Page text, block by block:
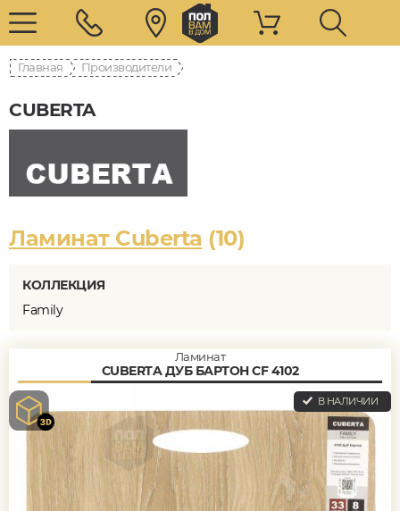
Главная Производители
CUBERTA
Ламинат Cuberta (10)
КОЛЛЕКЦИЯ
Family
Ламинат
CUBERTA ДУБ БАРТОН CF 4102
В НАЛИЧИИ